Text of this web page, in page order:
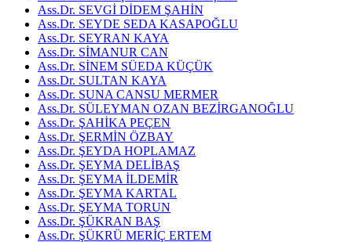
Ass.Dr. SEVGİ DİDEM ŞAHİN
Ass.Dr. SEYDE SEDA KASAPOĞLU
Ass.Dr. SEYRAN KAYA
Ass.Dr. SİMANUR CAN
Ass.Dr. SİNEM SÜEDA KÜÇÜK
Ass.Dr. SULTAN KAYA
Ass.Dr. SUNA CANSU MERMER
Ass.Dr. SÜLEYMAN OZAN BEZİRGANOĞLU
Ass.Dr. ŞAHİKA PEÇEN
Ass.Dr. ŞERMİN ÖZBAY
Ass.Dr. ŞEYDA HOPLAMAZ
Ass.Dr. ŞEYMA DELİBAŞ
Ass.Dr. ŞEYMA İLDEMİR
Ass.Dr. ŞEYMA KARTAL
Ass.Dr. ŞEYMA TORUN
Ass.Dr. ŞÜKRAN BAŞ
Ass.Dr. ŞÜKRÜ MERİÇ ERTEM